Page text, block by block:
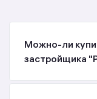
Можно-ли
застройщика